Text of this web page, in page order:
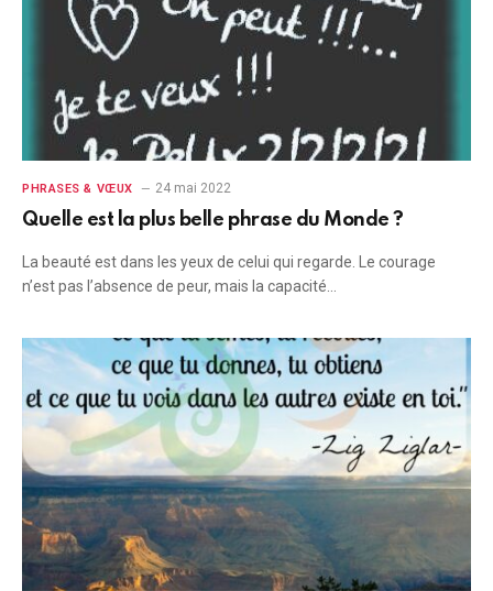
PHRASES & VŒUX 24 mai 2022
Quelle est la plus belle phrase du Monde ?
La beauté est dans les yeux de celui qui regarde. Le courage
n’est pas l’absence de peur, mais la capacité…